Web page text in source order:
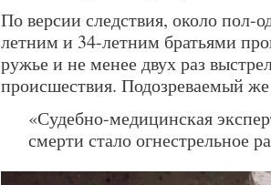
По версии следствия, около пол-
летним и 34-летним братьями
ружье и не менее двух раз
происшествия. Подозреваемый
«Судебно-медицинская
смерти стало огнестрельное